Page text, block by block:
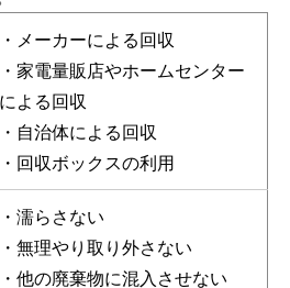
・メーカーによる回収
・家電量販店やホームセンター
による回収
・自治体による回収
・回収ボックスの利用
・濡らさない
・無理やり取り外さない
・他の廃棄物に混入させない